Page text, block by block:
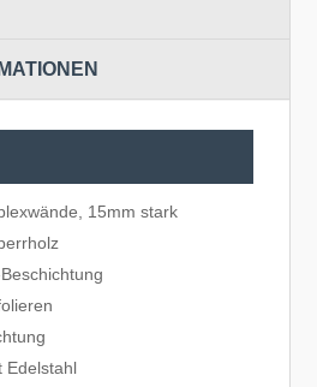
15mm stark
Edelstahl